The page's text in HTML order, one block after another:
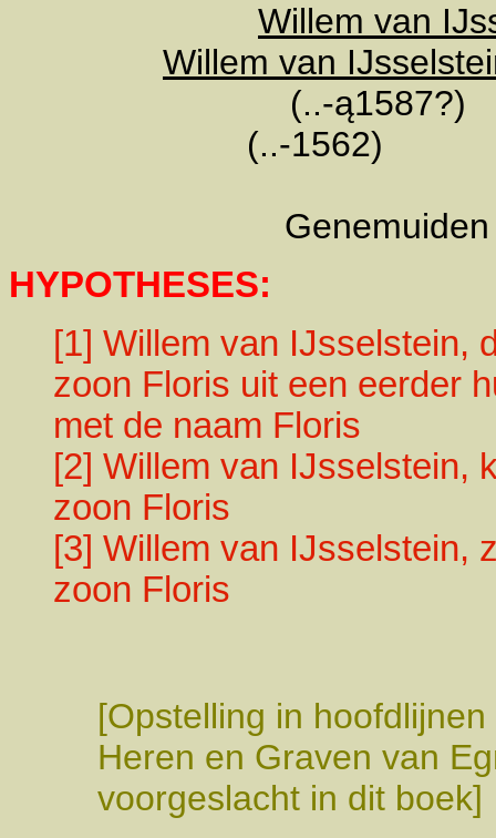
Willem van
Willem van
(..-
(..-
HYPOTHESES:
[1] Willem van IJsselstein,
zoon Floris uit een eerder
met de naam Floris
[2] Willem van IJsselstein,
zoon Floris
[3] Willem van IJsselstein,
zoon Floris
[Opstelling in
Heren en Graven van
voorgeslacht in dit boek]